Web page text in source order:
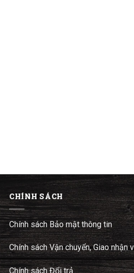
CHÍNH SÁCH
Chính sách Bảo mật thông tin
Chính sách Vận chuyển, Giao nhận
Chính sách Đổi trả